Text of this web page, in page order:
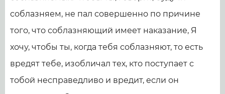
соблазняем, не пал совершенно по причине
того, что соблазняющий имеет наказание, Я
хочу, чтобы ты, когда тебя соблазняют, то есть
вредят тебе, изобличал тех, кто поступает с
тобой несправедливо и вредит, если он